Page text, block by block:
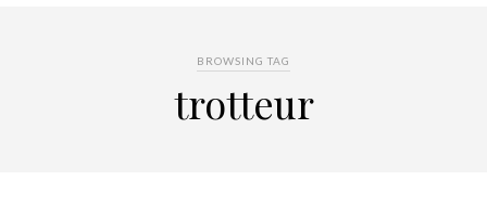
BROWSING TAG
trotteur